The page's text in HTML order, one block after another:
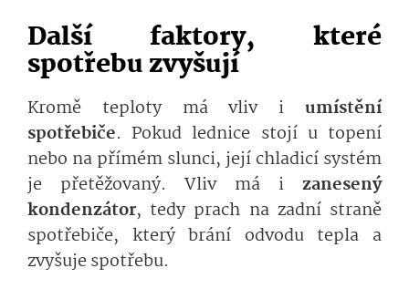
Další faktory, které
spotřebu zvyšují
Kromě teploty má vliv i umístění
spotřebiče. Pokud lednice stojí u topení
nebo na přímém slunci, její chladicí systém
je přetěžovaný. Vliv má i zanesený
kondenzátor, tedy prach na zadní straně
spotřebiče, který brání odvodu tepla a
zvyšuje spotřebu.